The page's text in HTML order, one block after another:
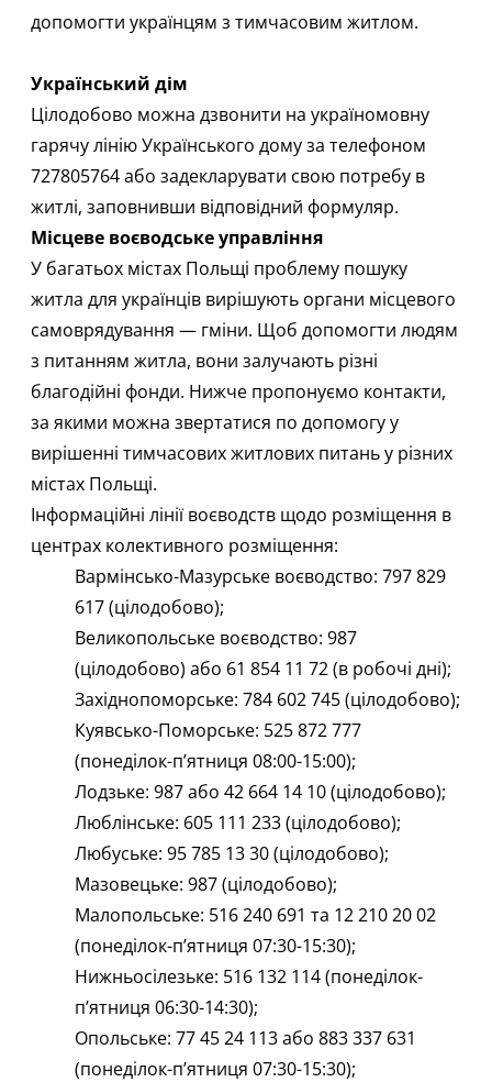
допомогти українцям з тимчасовим житлом.
Український дім
Цілодобово можна дзвонити на україномовну
гарячу лінію Українського дому за телефоном
727805764 або задекларувати свою потребу в
житлі, заповнивши відповідний формуляр.
Місцеве воєводське управління
У багатьох містах Польщі проблему пошуку
житла для українців вирішують органи місцевого
самоврядування — гміни. Щоб допомогти людям
з питанням житла, вони залучають різні
благодійні фонди. Нижче пропонуємо контакти,
за якими можна звертатися по допомогу у
вирішенні тимчасових житлових питань у різних
містах Польщі.
Інформаційні лінії воєводств щодо розміщення в
центрах колективного розміщення:
Вармінсько-Мазурське воєводство: 797 829
617 (цілодобово);
Великопольське воєводство: 987
(цілодобово) або 61 854 11 72 (в робочі дні);
Західнопоморське: 784 602 745 (цілодобово);
Куявсько-Поморське: 525 872 777
(понеділок-п’ятниця 08:00-15:00);
Лодзьке: 987 або 42 664 14 10 (цілодобово);
Люблінське: 605 111 233 (цілодобово);
Любуське: 95 785 13 30 (цілодобово);
Мазовецьке: 987 (цілодобово);
Малопольське: 516 240 691 та 12 210 20 02
(понеділок-п’ятниця 07:30-15:30);
Нижньосілезьке: 516 132 114 (понеділок-
п’ятниця 06:30-14:30);
Опольське: 77 45 24 113 або 883 337 631
(понеділок-п’ятниця 07:30-15:30);